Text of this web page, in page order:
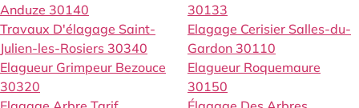
Anduze 30140
Travaux D'élagage Saint-
Julien-les-Rosiers 30340
Elagueur Grimpeur Bezouce
30320
30133
Elagage Cerisier Salles-du-
Gardon 30110
Elagueur Roquemaure
30150